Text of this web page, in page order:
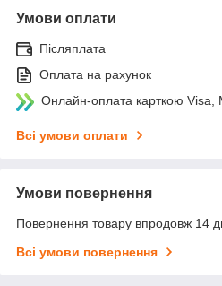
Умови оплати
Післяплата
Оплата на рахунок
Онлайн-оплата карткою Visa,
Всі умови оплати
Умови повернення
Повернення товару впродовж 14
Всі умови повернення